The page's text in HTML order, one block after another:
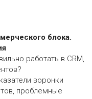
блока.
работать в CRM,
воронки
проблемные